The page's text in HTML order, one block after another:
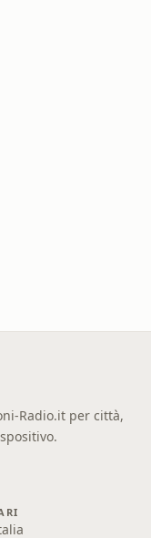
Radio.it per città,